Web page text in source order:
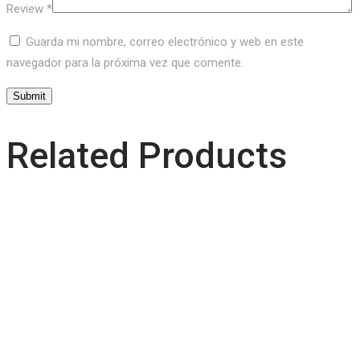
Review *
Guarda mi nombre, correo electrónico y web en este
navegador para la próxima vez que comente.
Related Products